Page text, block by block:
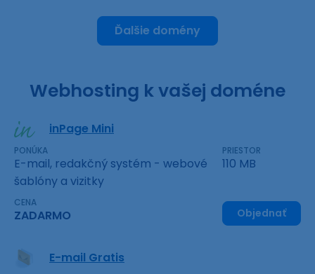
Ďalšie domény
Webhosting k vašej doméne
inPage Mini
PONÚKA
E-mail, redakčný systém - webové
šablóny a vizitky
PRIESTOR
110 MB
CENA
ZADARMO Objednať
E-mail Gratis